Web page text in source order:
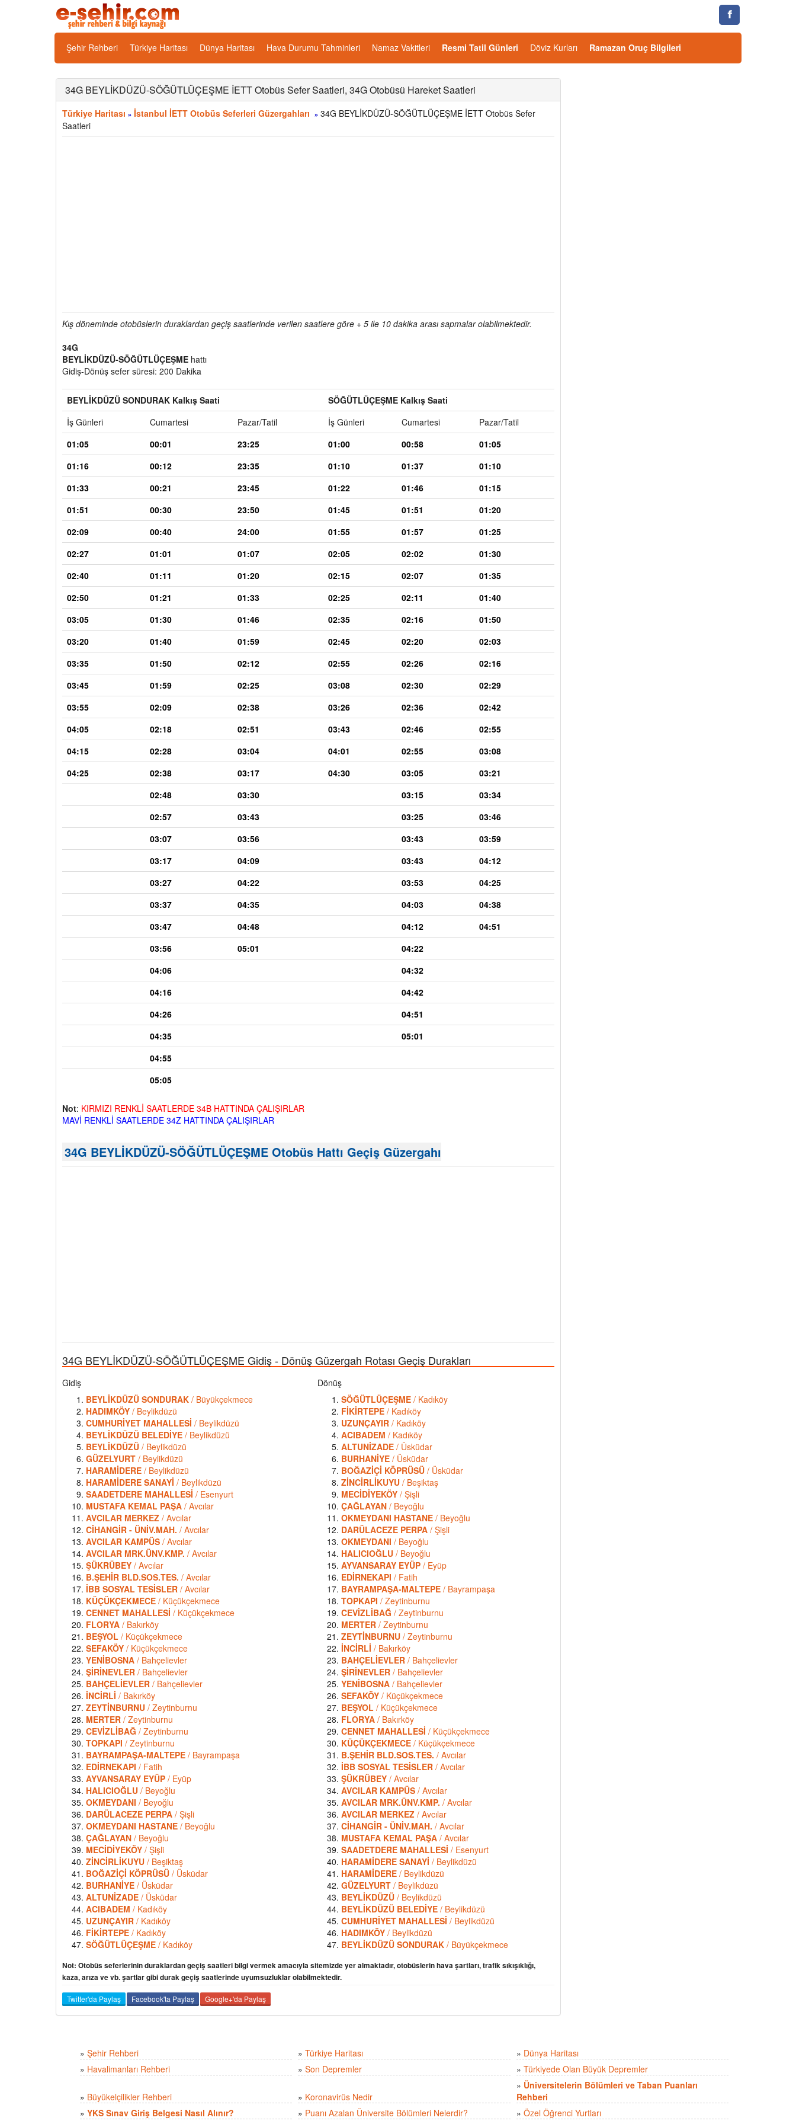
Şehir Rehberi Türkiye Haritası Dünya Haritası Hava Durumu Tahminleri Namaz Vakitleri Resmi Tatil Günleri Döviz Kurları Ramazan Oruç Bilgileri
34G BEYLİKDÜZÜ-SÖĞÜTLÜÇEŞME İETT Otobüs Sefer Saatleri, 34G Otobüsü Hareket Saatleri
Türkiye Haritası » İstanbul İETT Otobüs Seferleri Güzergahları » 34G BEYLİKDÜZÜ-SÖĞÜTLÜÇEŞME İETT Otobüs Sefer
Saatleri
Kış döneminde otobüslerin duraklardan geçiş saatlerinde verilen saatlere göre + 5 ile 10 dakika arası sapmalar olabilmektedir.
34G
BEYLİKDÜZÜ-SÖĞÜTLÜÇEŞME hattı
Gidiş-Dönüş sefer süresi: 200 Dakika
BEYLİKDÜZÜ SONDURAK Kalkış Saati
SÖĞÜTLÜÇEŞME Kalkış Saati
İş Günleri
Cumartesi Pazar/Tatil İş Günleri Cumartesi
Pazar/Tatil
01:05
00:01 23:25 01:00 00:58
01:05
01:16
00:12 23:35 01:10 01:37
01:10
01:33
00:21 23:45 01:22 01:46
01:15
01:51
00:30 23:50 01:45 01:51
01:20
02:09
00:40 24:00 01:55 01:57
01:25
02:27
01:01 01:07 02:05 02:02
01:30
02:40
01:11 01:20 02:15 02:07
01:35
02:50
01:21 01:33 02:25 02:11
01:40
03:05
01:30 01:46 02:35 02:16
01:50
03:20
01:40 01:59 02:45 02:20
02:03
03:35
01:50 02:12 02:55 02:26
02:16
03:45
01:59 02:25 03:08 02:30
02:29
03:55
02:09 02:38 03:26 02:36
02:42
04:05
02:18 02:51 03:43 02:46
02:55
04:15
02:28 03:04 04:01 02:55
03:08
04:25
02:38 03:17 04:30 03:05
03:21
02:48
03:30 03:15
03:34
02:57
03:43 03:25
03:46
03:07
03:56 03:43
03:59
03:17
04:09 03:43
04:12
03:27
04:22 03:53
04:25
03:37
04:35 04:03
04:38
03:47
04:48 04:12
04:51
03:56
05:01
04:22
04:06
04:32
04:16
04:42
04:26
04:51
04:35
05:01
04:55
05:05
Not: KIRMIZI RENKLİ SAATLERDE 34B HATTINDA ÇALIŞIRLAR
MAVİ RENKLİ SAATLERDE 34Z HATTINDA ÇALIŞIRLAR
34G BEYLİKDÜZÜ-SÖĞÜTLÜÇEŞME Otobüs Hattı Geçiş Güzergahı
34G BEYLİKDÜZÜ-SÖĞÜTLÜÇEŞME Gidiş - Dönüş Güzergah Rotası Geçiş Durakları
Gidiş
BEYLİKDÜZÜ SONDURAK / Büyükçekmece
HADIMKÖY / Beylikdüzü
CUMHURİYET MAHALLESİ / Beylikdüzü
BEYLİKDÜZÜ BELEDİYE / Beylikdüzü
BEYLİKDÜZÜ / Beylikdüzü
GÜZELYURT / Beylikdüzü
HARAMİDERE / Beylikdüzü
HARAMİDERE SANAYİ / Beylikdüzü
SAADETDERE MAHALLESİ / Esenyurt
MUSTAFA KEMAL PAŞA / Avcılar
AVCILAR MERKEZ / Avcılar
CİHANGİR - ÜNİV.MAH. / Avcılar
AVCILAR KAMPÜS / Avcılar
AVCILAR MRK.ÜNV.KMP. / Avcılar
ŞÜKRÜBEY / Avcılar
B.ŞEHİR BLD.SOS.TES. / Avcılar
İBB SOSYAL TESİSLER / Avcılar
KÜÇÜKÇEKMECE / Küçükçekmece
CENNET MAHALLESİ / Küçükçekmece
FLORYA / Bakırköy
BEŞYOL / Küçükçekmece
SEFAKÖY / Küçükçekmece
YENİBOSNA / Bahçelievler
ŞİRİNEVLER / Bahçelievler
BAHÇELİEVLER / Bahçelievler
İNCİRLİ / Bakırköy
ZEYTİNBURNU / Zeytinburnu
MERTER / Zeytinburnu
CEVİZLİBAĞ / Zeytinburnu
TOPKAPI / Zeytinburnu
BAYRAMPAŞA-MALTEPE / Bayrampaşa
EDİRNEKAPI / Fatih
AYVANSARAY EYÜP / Eyüp
HALICIOĞLU / Beyoğlu
OKMEYDANI / Beyoğlu
DARÜLACEZE PERPA / Şişli
OKMEYDANI HASTANE / Beyoğlu
ÇAĞLAYAN / Beyoğlu
MECİDİYEKÖY / Şişli
ZİNCİRLİKUYU / Beşiktaş
BOĞAZİÇİ KÖPRÜSÜ / Üsküdar
BURHANİYE / Üsküdar
ALTUNİZADE / Üsküdar
ACIBADEM / Kadıköy
UZUNÇAYIR / Kadıköy
FİKİRTEPE / Kadıköy
SÖĞÜTLÜÇEŞME / Kadıköy
Dönüş
SÖĞÜTLÜÇEŞME/ Kadıköy
FİKİRTEPE/ Kadıköy
UZUNÇAYIR/ Kadıköy
ACIBADEM / Kadıköy
ALTUNİZADE/ Üsküdar
BURHANİYE/ Üsküdar
BOĞAZİÇİ KÖPRÜSÜ/ Üsküdar
ZİNCİRLİKUYU/ Beşiktaş
MECİDİYEKÖY/ Şişli
ÇAĞLAYAN/ Beyoğlu
OKMEYDANI HASTANE/ Beyoğlu
DARÜLACEZE PERPA/ Şişli
OKMEYDANI / Beyoğlu
HALICIOĞLU/ Beyoğlu
AYVANSARAY EYÜP/ Eyüp
EDİRNEKAPI / Fatih
BAYRAMPAŞA-MALTEPE/ Bayrampaşa
TOPKAPI / Zeytinburnu
CEVİZLİBAĞ / Zeytinburnu
MERTER/ Zeytinburnu
ZEYTİNBURNU/ Zeytinburnu
İNCİRLİ / Bakırköy
BAHÇELİEVLER/ Bahçelievler
ŞİRİNEVLER/ Bahçelievler
YENİBOSNA/ Bahçelievler
SEFAKÖY/ Küçükçekmece
BEŞYOL/ Küçükçekmece
FLORYA/ Bakırköy
CENNET MAHALLESİ / Küçükçekmece
KÜÇÜKÇEKMECE/ Küçükçekmece
B.ŞEHİR BLD.SOS.TES. / Avcılar
İBB SOSYAL TESİSLER/ Avcılar
ŞÜKRÜBEY/ Avcılar
AVCILAR KAMPÜS/ Avcılar
AVCILAR MRK.ÜNV.KMP. / Avcılar
AVCILAR MERKEZ / Avcılar
CİHANGİR - ÜNİV.MAH. / Avcılar
MUSTAFA KEMAL PAŞA/ Avcılar
SAADETDERE MAHALLESİ / Esenyurt
HARAMİDERE SANAYİ / Beylikdüzü
HARAMİDERE/ Beylikdüzü
GÜZELYURT/ Beylikdüzü
BEYLİKDÜZÜ/ Beylikdüzü
BEYLİKDÜZÜ BELEDİYE/ Beylikdüzü
CUMHURİYET MAHALLESİ / Beylikdüzü
HADIMKÖY/ Beylikdüzü
BEYLİKDÜZÜ SONDURAK/ Büyükçekmece
Not: Otobüs seferlerinin duraklardan geçiş saatleri bilgi vermek amacıyla sitemizde yer almaktadır, otobüslerin hava şartları, trafik sıkışıklığı,
kaza, arıza ve vb. şartlar gibi durak geçiş saatlerinde uyumsuzluklar olabilmektedir.
Twitter'da Paylaş Facebook'ta Paylaş Google+'da Paylaş
» Şehir Rehberi » Türkiye Haritası » Dünya Haritası
» Havalimanları Rehberi » Son Depremler » Türkiyede Olan Büyük Depremler
» Büyükelçilikler Rehberi » Koronavirüs Nedir
» Üniversitelerin Bölümleri ve Taban Puanları
Rehberi
» YKS Sınav Giriş Belgesi Nasıl Alınır? » Puanı Azalan Üniversite Bölümleri Nelerdir? » Özel Öğrenci Yurtları